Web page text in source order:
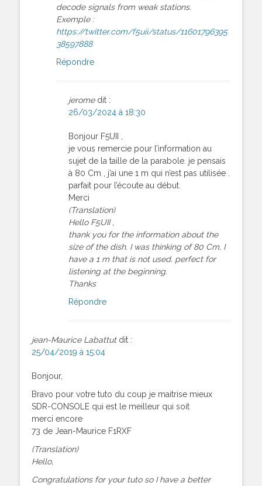
decode signals from weak stations.
Exemple :
https://twitter.com/f5uii/status/11601796395
38597888
Répondre
jerome dit :
26/03/2024 à 18:30
Bonjour F5UII ,
je vous remercie pour l’information au
sujet de la taille de la parabole. je pensais
à 80 Cm , j’ai une 1 m qui n’est pas utilisée .
parfait pour l’écoute au début.
Merci
(Translation)
Hello F5UII ,
thank you for the information about the
size of the dish. I was thinking of 80 Cm, I
have a 1 m that is not used. perfect for
listening at the beginning.
Thanks
Répondre
jean-Maurice Labattut dit :
25/04/2019 à 15:04
Bonjour,
Bravo pour votre tuto du coup je maitrise mieux
SDR-CONSOLE qui est le meilleur qui soit
merci encore
73 de Jean-Maurice F1RXF
(Translation)
Hello,
Congratulations for your tuto so I have a better